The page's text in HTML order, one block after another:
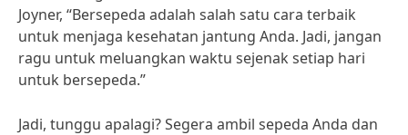
Joyner, “Bersepeda adalah salah satu cara terbaik
untuk menjaga kesehatan jantung Anda. Jadi, jangan
ragu untuk meluangkan waktu sejenak setiap hari
untuk bersepeda.”
Jadi, tunggu apalagi? Segera ambil sepeda Anda dan